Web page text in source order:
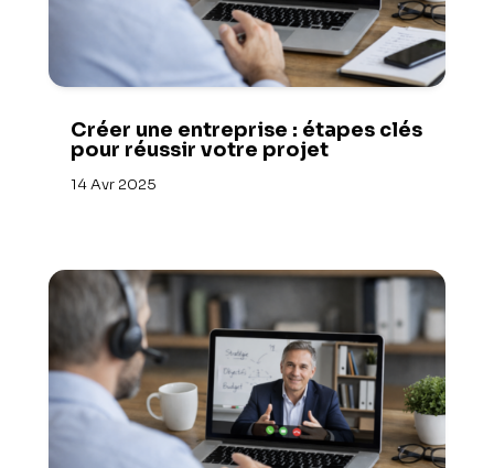
Créer une entreprise : étapes clés
pour réussir votre projet
14 Avr 2025